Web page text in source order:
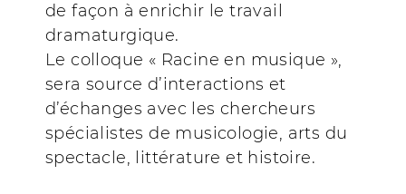
de façon à enrichir le travail
dramaturgique.
Le colloque « Racine en musique »,
sera source d’interactions et
d’échanges avec les chercheurs
spécialistes de musicologie, arts du
spectacle, littérature et histoire.